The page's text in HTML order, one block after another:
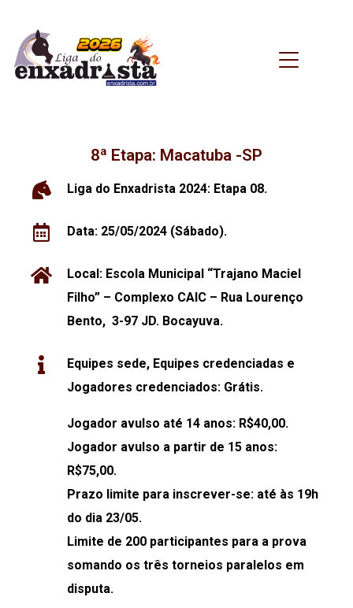
8ª Etapa: Macatuba -SP
Liga do Enxadrista 2024: Etapa 08.
Data: 25/05/2024 (Sábado).
Local: Escola Municipal “Trajano Maciel
Filho” – Complexo CAIC – Rua Lourenço
Bento, 3-97 JD. Bocayuva.
Equipes sede, Equipes credenciadas e
Jogadores credenciados: Grátis.
Jogador avulso até 14 anos: R$40,00.
Jogador avulso a partir de 15 anos:
R$75,00.
Prazo limite para inscrever-se: até às 19h
do dia 23/05.
Limite de 200 participantes para a prova
somando os três torneios paralelos em
disputa.